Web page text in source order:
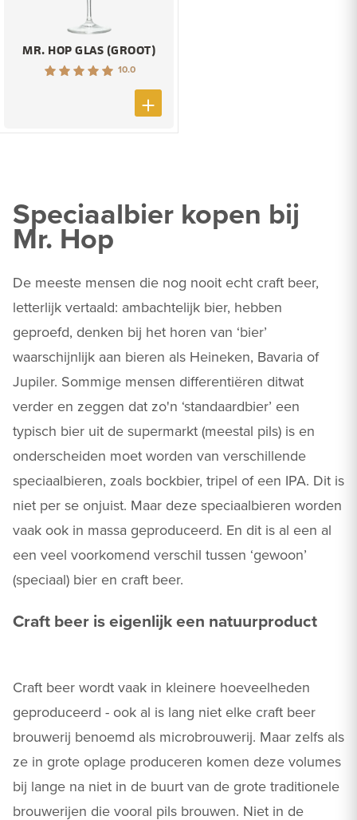
MR. HOP GLAS (GROOT)
10.0
Speciaalbier kopen bij
Mr. Hop
De meeste mensen die nog nooit echt craft beer,
letterlijk vertaald: ambachtelijk bier, hebben
geproefd, denken bij het horen van ‘bier’
waarschijnlijk aan bieren als Heineken, Bavaria of
Jupiler. Sommige mensen differentiëren ditwat
verder en zeggen dat zo'n ‘standaardbier’ een
typisch bier uit de supermarkt (meestal pils) is en
onderscheiden moet worden van verschillende
speciaalbieren, zoals bockbier, tripel of een IPA. Dit is
niet per se onjuist. Maar deze speciaalbieren worden
vaak ook in massa geproduceerd. En dit is al een al
een veel voorkomend verschil tussen ‘gewoon’
(speciaal) bier en craft beer.
Craft beer is eigenlijk een natuurproduct
Craft beer wordt vaak in kleinere hoeveelheden
geproduceerd - ook al is lang niet elke craft beer
brouwerij benoemd als microbrouwerij. Maar zelfs als
ze in grote oplage produceren komen deze volumes
bij lange na niet in de buurt van de grote traditionele
brouwerijen die vooral pils brouwen. Niet in de